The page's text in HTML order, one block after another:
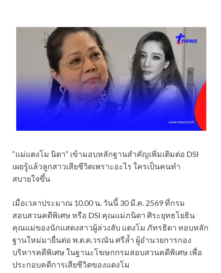
“แม่แตงโม นิดา” เข้ามอบหลักฐานสำคัญเพิ่มเติมต่อ DSI
เผยรู้แล้วลูกสาวเสียชีวิตเพราะอะไร ใครเป็นคนทำ
สบายใจขึ้น
เมื่อเวลาประมาณ 10.00 น. วันนี้ 30 มี.ค. 2569 ที่กรม
สอบสวนคดีพิเศษ หรือ DSI คุณแม่ภนิดา ศิระยุทธโยธิน
คุณแม่ของนักแสดงสาวผู้ล่วงลับ แตงโม ภัทรธิดา หอบหลัก
ฐานใหม่มายื่นต่อ พ.ต.ต.วรณัน ศรีล้ำ ผู้อำนวยการกอง
บริหารคดีพิเศษ ในฐานะโฆษกกรมสอบสวนคดีพิเศษ เพื่อ
ประกอบคดีการเสียชีวิตของแตงโม